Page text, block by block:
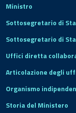
Ministro
Sottosegretario di
Sottosegretario di
Uffici diretta
Articolazione degli
Organismo
Storia del Ministero